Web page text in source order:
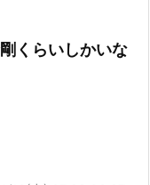
くらいしかいな